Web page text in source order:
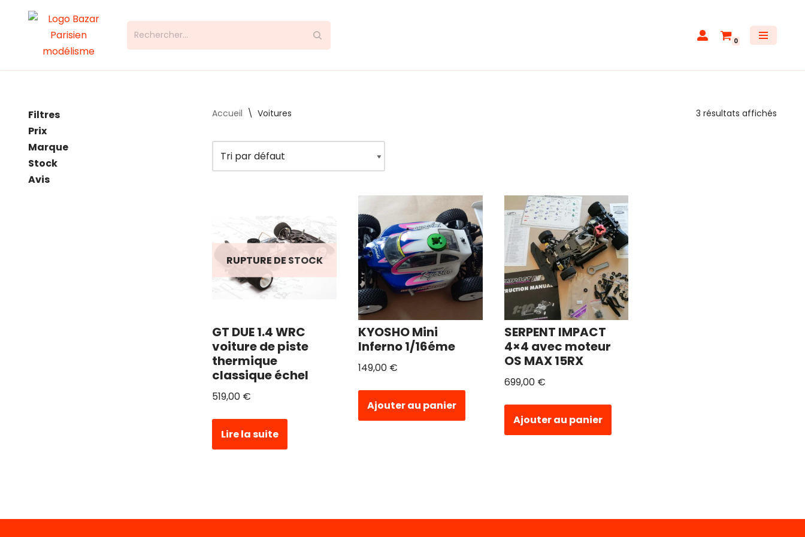
0
Filtres
Prix
Marque
Stock
Avis
Accueil \ Voitures 3 résultats affichés
RUPTURE DE STOCK
GT DUE 1.4 WRC ​
voiture de piste
thermique
classique échel
519,00 €
Lire la suite
KYOSHO Mini
Inferno 1/16éme
149,00 €
Ajouter au panier
SERPENT IMPACT
4×4 avec moteur
OS MAX 15RX
699,00 €
Ajouter au panier